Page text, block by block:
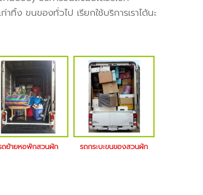
ง ขนของทั่วไป เรียกใช้บริการเราได้นะ
ถย้ายหอพักสวนผัก รถกระบะขนของสวนผัก